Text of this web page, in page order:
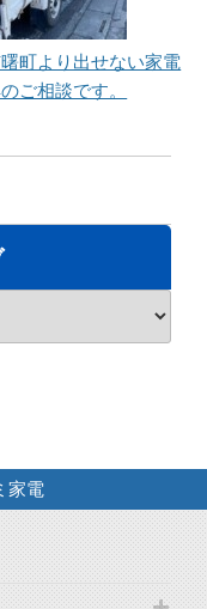
町より出せない家電
ご相談です。
家電